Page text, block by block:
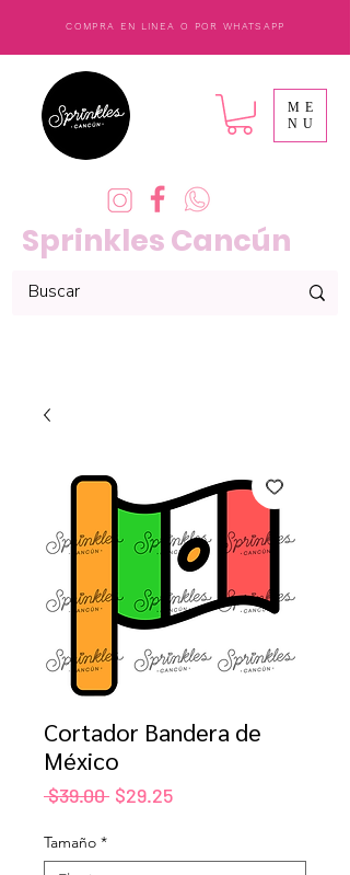
COMPRA EN LINEA O POR WHATSAPP
Sprinkles Cancún
ME
NU
Cortador Bandera de
México
$39.00 Precio
$29.25Precio
Tamaño *